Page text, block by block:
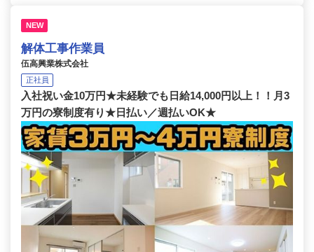
NEW
解体工事作業員
伍高興業株式会社
正社員
入社祝い金10万円★未経験でも日給14,000円以上！！月3
万円の寮制度有り★日払い／週払いOK★